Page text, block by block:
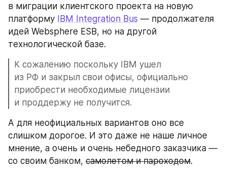
в миграции клиентского проекта на новую
платформу IBM Integration Bus — продолжателя
идей Websphere ESB, но на другой
технологической базе.
К сожалению поскольку IBM ушел
из РФ и закрыл свои офисы, официально
приобрести необходимые лицензии
и проддержу не получится.
А для неофициальных вариантов оно все
слишком дорогое. И это даже не наше личное
мнение, а очень и очень небедного заказчика —
со своим банком, самолетом и пароходом.